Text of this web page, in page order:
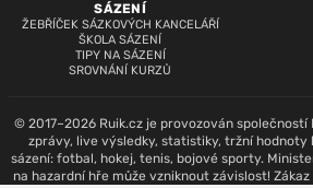
SÁZENÍ
ŽEBŘÍČEK SÁZKOVÝCH KANCELÁŘÍ
ŠKOLA SÁZENÍ
TIPY NA SÁZENÍ
SROVNÁNÍ KURZŮ
© 2017–2026 Ruik.cz je provozován společností
zprávy, live výsledky, statistiky, tržní hodnoty
sázení: fotbal, hokej, tenis, bojové sporty.
na hazardní hře může vzniknout závislost!